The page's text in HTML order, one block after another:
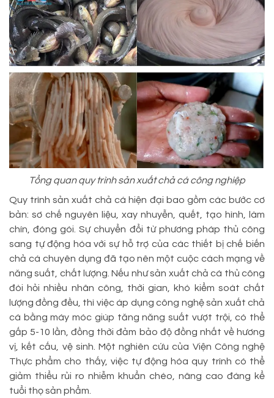
Tổng quan quy trình sản xuất chả cá công nghiệp
Quy trình sản xuất chả cá hiện đại bao gồm các bước cơ
bản: sơ chế nguyên liệu, xay nhuyễn, quết, tạo hình, làm
chín, đóng gói. Sự chuyển đổi từ phương pháp thủ công
sang tự động hóa với sự hỗ trợ của các thiết bị chế biến
chả cá chuyên dụng đã tạo nên một cuộc cách mạng về
năng suất, chất lượng. Nếu như sản xuất chả cá thủ công
đòi hỏi nhiều nhân công, thời gian, khó kiểm soát chất
lượng đồng đều, thì việc áp dụng công nghệ sản xuất chả
cá bằng máy móc giúp tăng năng suất vượt trội, có thể
gấp 5-10 lần, đồng thời đảm bảo độ đồng nhất về hương
vị, kết cấu, vệ sinh. Một nghiên cứu của Viện Công nghệ
Thực phẩm cho thấy, việc tự động hóa quy trình có thể
giảm thiểu rủi ro nhiễm khuẩn chéo, nâng cao đáng kể
tuổi thọ sản phẩm.